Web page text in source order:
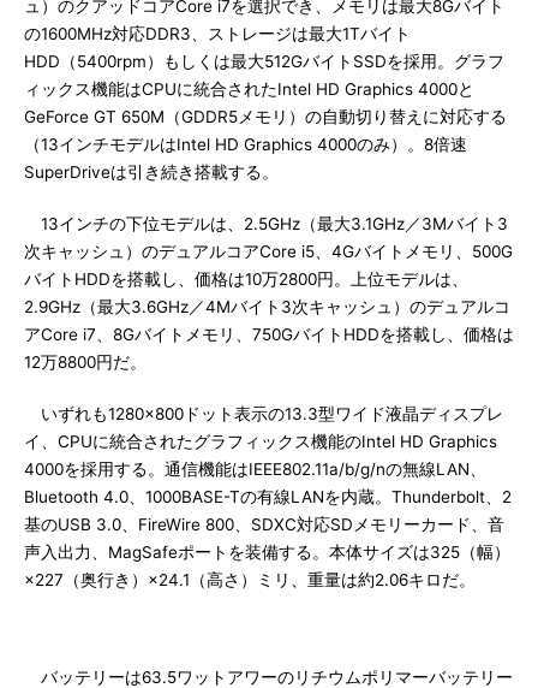
ュ）のクアッドコアCore i7を選択でき、メモリは最大8Gバイト
の1600MHz対応DDR3、ストレージは最大1Tバイト
HDD（5400rpm）もしくは最大512GバイトSSDを採用。グラフ
ィックス機能はCPUに統合されたIntel HD Graphics 4000と
GeForce GT 650M（GDDR5メモリ）の自動切り替えに対応する
（13インチモデルはIntel HD Graphics 4000のみ）。8倍速
SuperDriveは引き続き搭載する。
13インチの下位モデルは、2.5GHz（最大3.1GHz／3Mバイト3
次キャッシュ）のデュアルコアCore i5、4Gバイトメモリ、500G
バイトHDDを搭載し、価格は10万2800円。上位モデルは、
2.9GHz（最大3.6GHz／4Mバイト3次キャッシュ）のデュアルコ
アCore i7、8Gバイトメモリ、750GバイトHDDを搭載し、価格は
12万8800円だ。
いずれも1280×800ドット表示の13.3型ワイド液晶ディスプレ
イ、CPUに統合されたグラフィックス機能のIntel HD Graphics
4000を採用する。通信機能はIEEE802.11a/b/g/nの無線LAN、
Bluetooth 4.0、1000BASE-Tの有線LANを内蔵。Thunderbolt、2
基のUSB 3.0、FireWire 800、SDXC対応SDメモリーカード、音
声入出力、MagSafeポートを装備する。本体サイズは325（幅）
×227（奥行き）×24.1（高さ）ミリ、重量は約2.06キロだ。
バッテリーは63.5ワットアワーのリチウムポリマーバッテリー